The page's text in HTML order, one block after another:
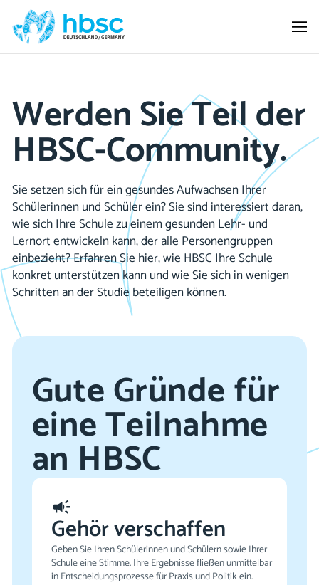
Werden Sie Teil der
HBSC-Community.
Sie setzen sich für ein gesundes Aufwachsen Ihrer
Schülerinnen und Schüler ein? Sie sind interessiert daran,
wie sich Ihre Schule zu einem gesunden Lehr- und
Lernort entwickeln kann, der alle Personengruppen
einbezieht? Erfahren Sie hier, wie HBSC Ihre Schule
konkret unterstützen kann und wie Sie sich in wenigen
Schritten an der Studie beteiligen können.
Gute Gründe für
ei­ne ­Teil­­­nahme
an HBSC
Gehör verschaffen
Geben Sie Ihren Schülerinnen und Schülern sowie Ihrer
Schule eine Stimme. Ihre Ergebnisse fließen unmittelbar
in Entscheidungsprozesse für Praxis und Politik ein.